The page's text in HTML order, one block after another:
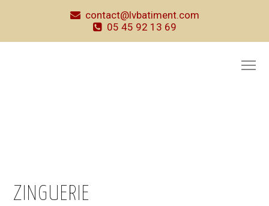
contact@lvbatiment.com
05 45 92 13 69
ZINGUERIE